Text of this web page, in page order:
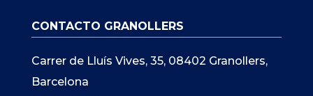
CONTACTO GRANOLLERS
Carrer de Lluís Vives, 35, 08402 Granollers,
Barcelona